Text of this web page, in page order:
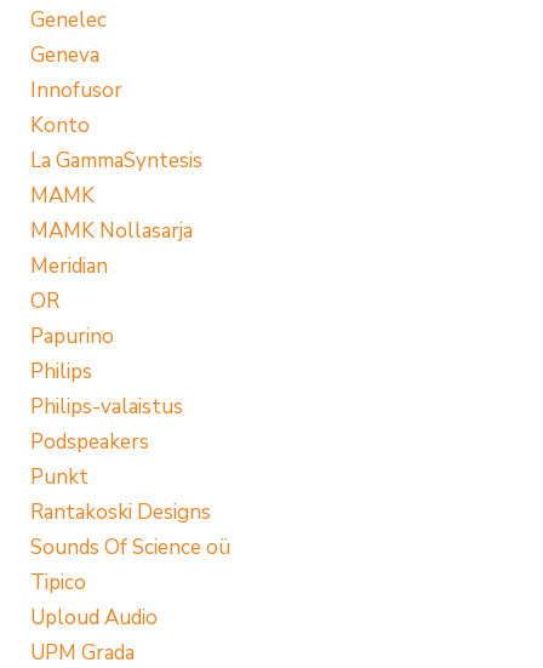
Genelec
Geneva
Innofusor
Konto
La GammaSyntesis
MAMK
MAMK Nollasarja
Meridian
OR
Papurino
Philips
Philips-valaistus
Podspeakers
Punkt
Rantakoski Designs
Sounds Of Science oü
Tipico
Uploud Audio
UPM Grada